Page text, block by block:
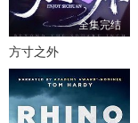
全集完结
方寸之外